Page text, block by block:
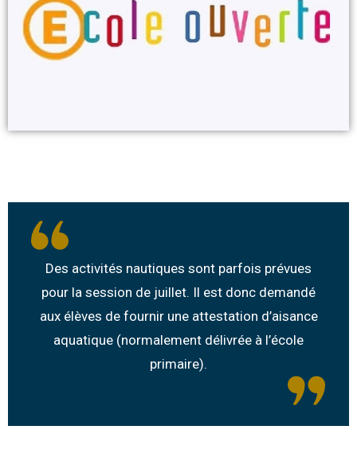
Des activités nautiques sont parfois prévues
pour la session de juillet. Il est donc demandé
aux élèves de fournir une attestation d’aisance
aquatique (normalement délivrée à l’école
primaire).